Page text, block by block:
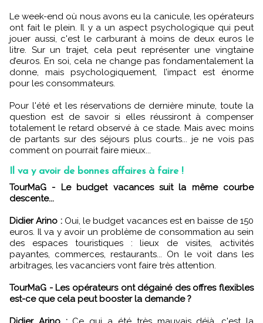
Le week-end où nous avons eu la canicule, les opérateurs
ont fait le plein. Il y a un aspect psychologique qui peut
jouer aussi, c'est le carburant à moins de deux euros le
litre. Sur un trajet, cela peut représenter une vingtaine
d’euros. En soi, cela ne change pas fondamentalement la
donne, mais psychologiquement, l’impact est énorme
pour les consommateurs.
Pour l'été et les réservations de dernière minute, toute la
question est de savoir si elles réussiront à compenser
totalement le retard observé à ce stade. Mais avec moins
de partants sur des séjours plus courts... je ne vois pas
comment on pourrait faire mieux...
Il va y avoir de bonnes affaires à faire !
TourMaG - Le budget vacances suit la même courbe
descente...
Didier Arino :Oui, le budget vacances est en baisse de 150
euros. Il va y avoir un problème de consommation au sein
des espaces touristiques : lieux de visites, activités
payantes, commerces, restaurants... On le voit dans les
arbitrages, les vacanciers vont faire très attention.
TourMaG - Les opérateurs ont dégainé des offres flexibles
est-ce que cela peut booster la demande ?